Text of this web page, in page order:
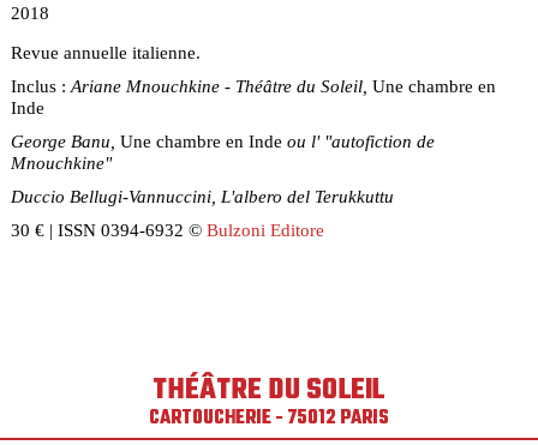
2018
Revue annuelle italienne.
Inclus : Ariane Mnouchkine - Théâtre du Soleil, Une chambre en
Inde
George Banu, Une chambre en Inde ou l' "autofiction de
Mnouchkine"
Duccio Bellugi-Vannuccini, L'albero del Terukkuttu
30 € | ISSN 0394-6932 © Bulzoni Editore
THÉÂTRE DU SOLEIL
CARTOUCHERIE - 75012 PARIS